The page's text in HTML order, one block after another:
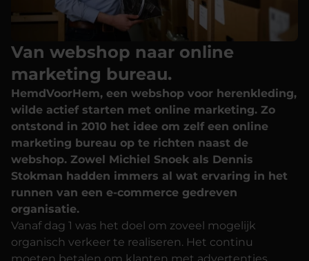
Van webshop naar online
marketing bureau.
HemdVoorHem, een webshop voor herenkleding,
wilde actief starten met online marketing. Zo
ontstond in 2010 het idee om zelf een online
marketing bureau op te richten naast de
webshop. Zowel Michiel Snoek als Dennis
Stokman hadden immers al wat ervaring in het
runnen van een e-commerce gedreven
organisatie.
Vanaf dag 1 was het doel om zoveel mogelijk
organisch verkeer te realiseren. Het continu